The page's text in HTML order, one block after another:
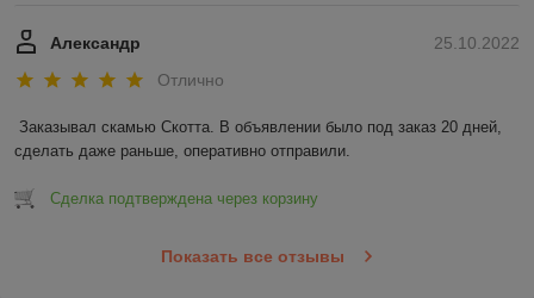
25.10.2022
Александр
Отлично
Заказывал скамью Скотта. В объявлении было под заказ 20 дней,
сделать даже раньше, оперативно отправили.
Сделка подтверждена через корзину
Показать все отзывы